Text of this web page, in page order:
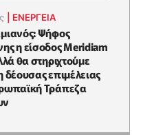
ΕΝΈΡΓΕΙΑ
Ψήφος
η είσοδος Meridiam
θα στηριχτούμε
δέουσας επιμέλειας
Τράπεζα